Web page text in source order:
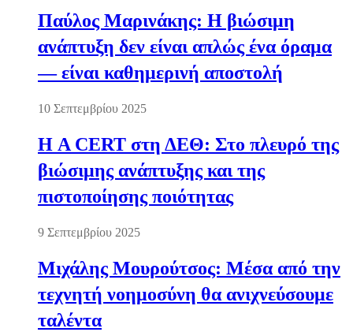
Παύλος Μαρινάκης: Η βιώσιμη
ανάπτυξη δεν είναι απλώς ένα όραμα
— είναι καθημερινή αποστολή
10 Σεπτεμβρίου 2025
Η A CERT στη ΔΕΘ: Στο πλευρό της
βιώσιμης ανάπτυξης και της
πιστοποίησης ποιότητας
9 Σεπτεμβρίου 2025
Μιχάλης Μουρούτσος: Μέσα από την
τεχνητή νοημοσύνη θα ανιχνεύσουμε
ταλέντα